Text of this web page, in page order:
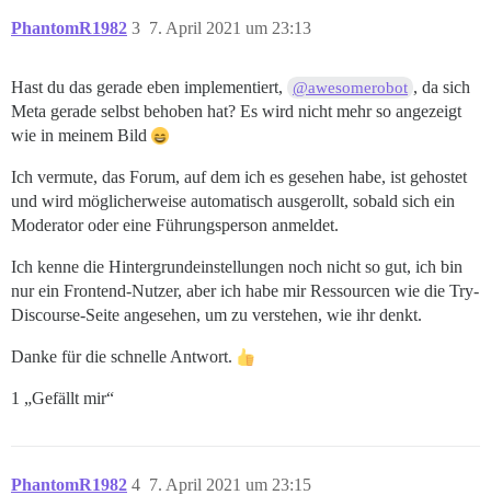
PhantomR1982 7. April 2021 um 23:13
3
Hast du das gerade eben implementiert, @awesomerobot , da sich
Meta gerade selbst behoben hat? Es wird nicht mehr so angezeigt
wie in meinem Bild
Ich vermute, das Forum, auf dem ich es gesehen habe, ist gehostet
und wird möglicherweise automatisch ausgerollt, sobald sich ein
Moderator oder eine Führungsperson anmeldet.
Ich kenne die Hintergrundeinstellungen noch nicht so gut, ich bin
nur ein Frontend-Nutzer, aber ich habe mir Ressourcen wie die Try-
Discourse-Seite angesehen, um zu verstehen, wie ihr denkt.
Danke für die schnelle Antwort.
1 „Gefällt mir“
PhantomR1982 7. April 2021 um 23:15
4